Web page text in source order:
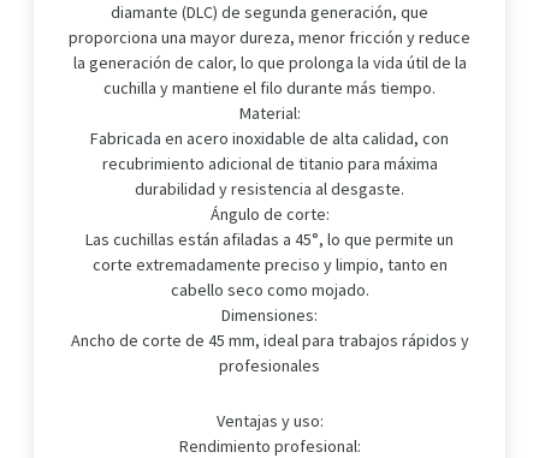
diamante (DLC) de segunda generación, que
proporciona una mayor dureza, menor fricción y reduce
la generación de calor, lo que prolonga la vida útil de la
cuchilla y mantiene el filo durante más tiempo.
Material:
Fabricada en acero inoxidable de alta calidad, con
recubrimiento adicional de titanio para máxima
durabilidad y resistencia al desgaste.
Ángulo de corte:
Las cuchillas están afiladas a 45°, lo que permite un
corte extremadamente preciso y limpio, tanto en
cabello seco como mojado.
Dimensiones:
Ancho de corte de 45 mm, ideal para trabajos rápidos y
profesionales
Ventajas y uso:
Rendimiento profesional: